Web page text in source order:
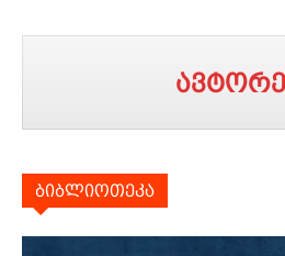
ბიბლიოთეკა